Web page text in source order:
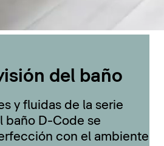
del baño
y fluidas de la serie
baño D-Code se
con el ambiente